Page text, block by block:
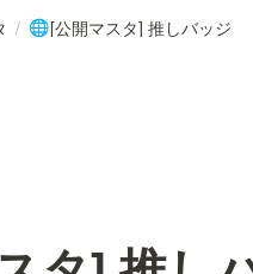
/ 🌐[公開マスタ] 推しバッジ